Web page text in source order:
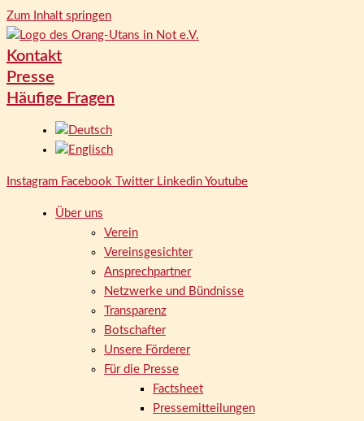
Zum Inhalt springen
Kontakt
Presse
Häufige Fragen
Instagram Facebook Twitter Linkedin Youtube
Über uns
Verein
Vereinsgesichter
Ansprechpartner
Netzwerke und Bündnisse
Transparenz
Botschafter
Unsere Förderer
Für die Presse
Factsheet
Pressemitteilungen